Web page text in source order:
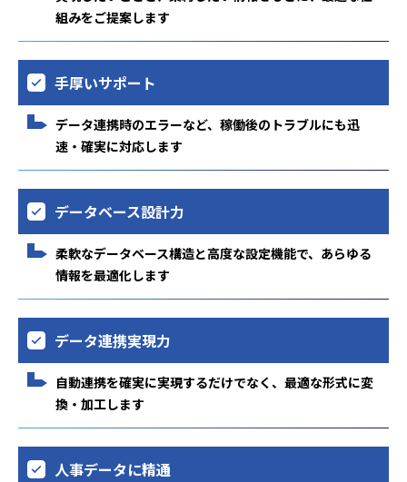
組みをご提案します
手厚いサポート
データ連携時のエラーなど、稼働後のトラブルにも迅
速・確実に対応します
データベース設計力
柔軟なデータベース構造と高度な設定機能で、あらゆる
情報を最適化します
データ連携実現力
自動連携を確実に実現するだけでなく、最適な形式に変
換・加工します
人事データに精通